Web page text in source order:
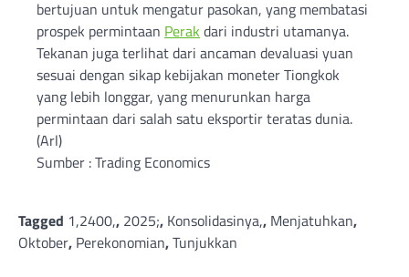
bertujuan untuk mengatur pasokan, yang membatasi
prospek permintaan Perak dari industri utamanya.
Tekanan juga terlihat dari ancaman devaluasi yuan
sesuai dengan sikap kebijakan moneter Tiongkok
yang lebih longgar, yang menurunkan harga
permintaan dari salah satu eksportir teratas dunia.
(Arl)
Sumber : Trading Economics
Tagged 1,2400,, 2025;, Konsolidasinya,, Menjatuhkan,
Oktober, Perekonomian,Tunjukkan